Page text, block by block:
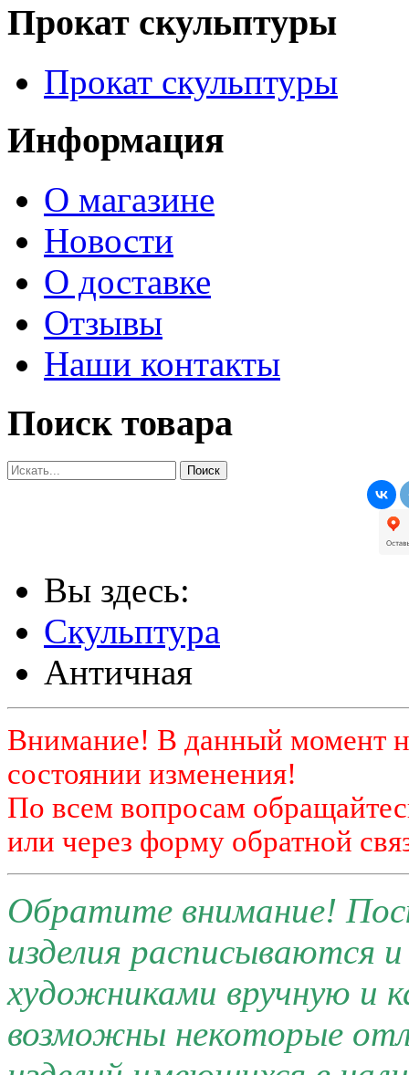
Прокат скульптуры
Прокат скульптуры
Информация
О магазине
Новости
О доставке
Отзывы
Наши контакты
Поиск товара
Вы здесь:
Скульптура
Античная
Внимание! В данный момент
состоянии изменения!
По всем вопросам
или через форму обратной
Обратите внимание!
изделия расписываются
художниками вручную и
возможны некоторые